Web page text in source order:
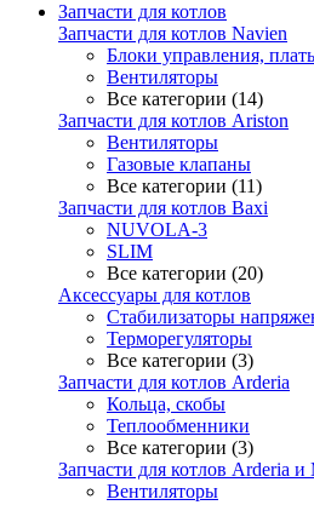
Запчасти для котлов
Запчасти для котлов Navien
Блоки управления,
Вентиляторы
Все категории (14)
Запчасти для котлов Ariston
Вентиляторы
Газовые клапаны
Все категории (11)
Запчасти для котлов Baxi
NUVOLA-3
SLIM
Все категории (20)
Аксессуары для котлов
Стабилизаторы
Терморегуляторы
Все категории (3)
Запчасти для котлов Arderia
Кольца, скобы
Теплообменники
Все категории (3)
Запчасти для котлов Arderia и
Вентиляторы